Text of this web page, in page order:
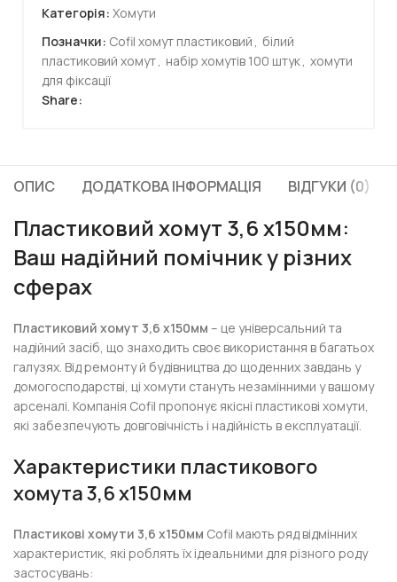
Категорія: Хомути
Позначки: Cofil хомут пластиковий , білий
пластиковий хомут, набір хомутів 100 штук, хомути
для фіксації
Share:
ОПИС ДОДАТКОВА ІНФОРМАЦІЯ ВІДГУКИ (0)
Пластиковий хомут 3,6 х150мм:
Ваш надійний помічник у різних
сферах
Пластиковий хомут 3,6 х150мм – це універсальний та
надійний засіб, що знаходить своє використання в багатьох
галузях. Від ремонту й будівництва до щоденних завдань у
домогосподарстві, ці хомути стануть незамінними у вашому
арсеналі. Компанія Cofil пропонує якісні пластикові хомути,
які забезпечують довговічність і надійність в експлуатації.
Характеристики пластикового
хомута 3,6 х150мм
Пластикові хомути 3,6 х150мм Cofil мають ряд відмінних
характеристик, які роблять їх ідеальними для різного роду
застосувань: